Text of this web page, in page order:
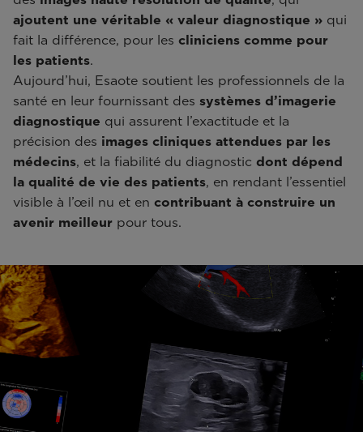
ajoutent une véritable « valeur diagnostique » qui
fait la différence, pour les cliniciens comme pour
les patients.
Aujourd’hui, Esaote soutient les professionnels de la
santé en leur fournissant des systèmes d’imagerie
diagnostique qui assurent l’exactitude et la
précision des images cliniques attendues par les
médecins, et la fiabilité du diagnostic dont dépend
la qualité de vie des patients, en rendant l’essentiel
visible à l’œil nu et en contribuant à construire un
avenir meilleur pour tous.